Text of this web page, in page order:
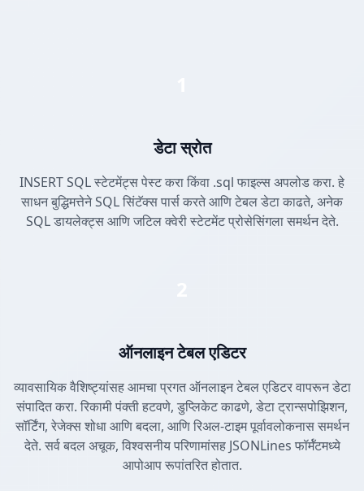
डेटा स्रोत
INSERT SQL स्टेटमेंट्स पेस्ट करा किंवा .sql फाइल्स अपलोड करा. हे
साधन बुद्धिमत्तेने SQL सिंटॅक्स पार्स करते आणि टेबल डेटा काढते, अनेक
SQL डायलेक्ट्स आणि जटिल क्वेरी स्टेटमेंट प्रोसेसिंगला समर्थन देते.
ऑनलाइन टेबल एडिटर
व्यावसायिक वैशिष्ट्यांसह आमचा प्रगत ऑनलाइन टेबल एडिटर वापरून डेटा
संपादित करा. रिकामी पंक्ती हटवणे, डुप्लिकेट काढणे, डेटा ट्रान्सपोझिशन,
सॉर्टिंग, रेजेक्स शोधा आणि बदला, आणि रिअल-टाइम पूर्वावलोकनास समर्थन
देते. सर्व बदल अचूक, विश्वसनीय परिणामांसह JSONLines फॉर्मॅटमध्ये
आपोआप रूपांतरित होतात.